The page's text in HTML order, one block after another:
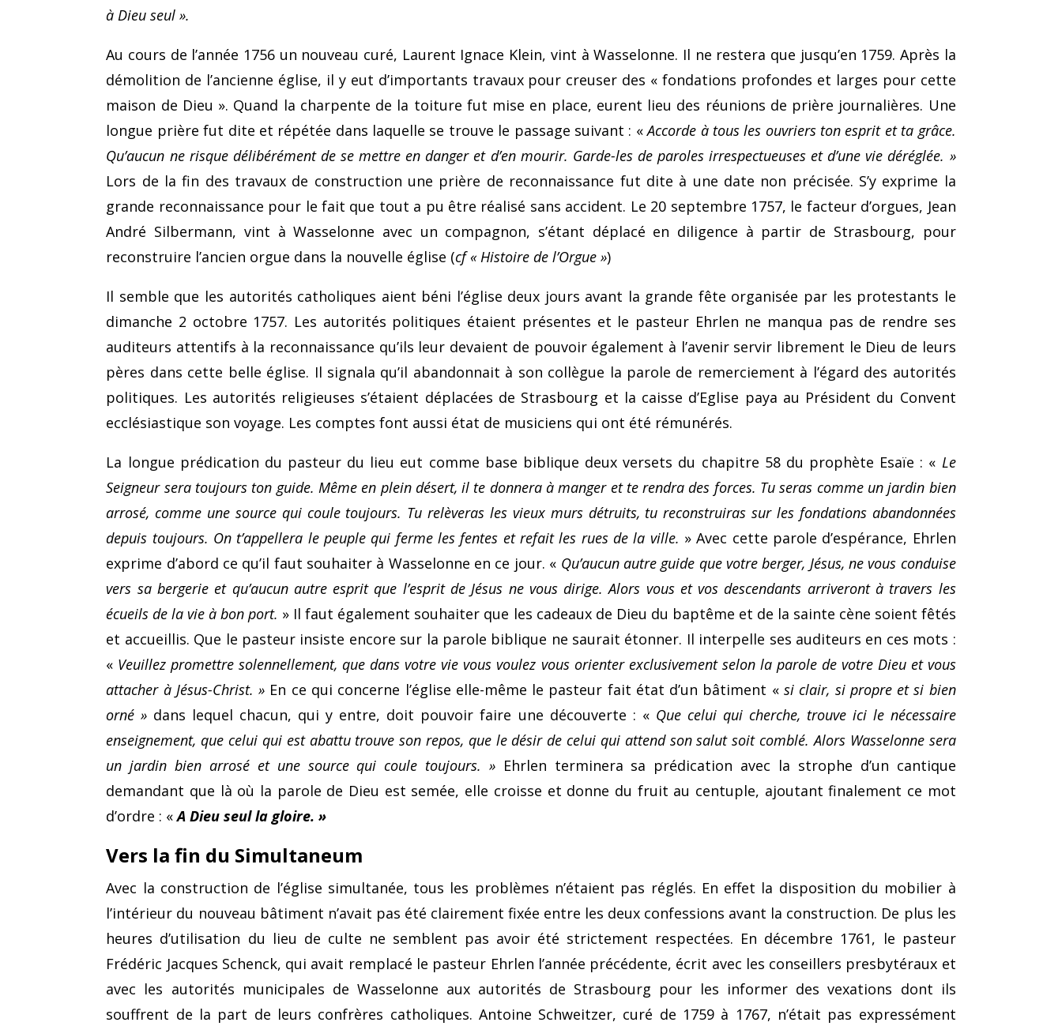
à Dieu seul ».
Au cours de l’année 1756 un nouveau curé, Laurent Ignace Klein, vint à Wasselonne. Il ne restera que jusqu’en 1759. Après la
démolition de l’ancienne église, il y eut d’importants travaux pour creuser des « fondations profondes et larges pour cette
maison de Dieu ». Quand la charpente de la toiture fut mise en place, eurent lieu des réunions de prière journalières. Une
longue prière fut dite et répétée dans laquelle se trouve le passage suivant : «Accorde à tous les ouvriers ton esprit et ta grâce.
Qu’aucun ne risque délibérément de se mettre en danger et d’en mourir. Garde-les de paroles irrespectueuses et d’une vie déréglée. »
Lors de la fin des travaux de construction une prière de reconnaissance fut dite à une date non pré­cisée. S’y exprime la
grande reconnaissance pour le fait que tout a pu être réalisé sans accident. Le 20 septembre 1757, le facteur d’orgues, Jean
André Silbermann, vint à Wasselonne avec un compagnon, s’étant déplacé en diligence à partir de Strasbourg, pour
reconstruire l’ancien orgue dans la nouvelle église (cf « Histoire de l’Orgue »)
Il semble que les autorités catholiques aient béni l’église deux jours avant la grande fête organisée par les protestants le
dimanche 2 octobre 1757. Les autorités politiques étaient présentes et le pasteur Ehrlen ne manqua pas de rendre ses
auditeurs attentifs à la reconnaissance qu’ils leur devaient de pouvoir également à l’avenir servir librement le Dieu de leurs
pères dans cette belle église. Il signala qu’il abandonnait à son collègue la parole de remercie­ment à l’égard des autorités
politiques. Les autorités religieuses s’étaient déplacées de Strasbourg et la caisse d’Eglise paya au Président du Convent
ecclé­siastique son voyage. Les comptes font aussi état de musiciens qui ont été rémunérés.
La longue prédication du pasteur du lieu eut comme base biblique deux versets du chapitre 58 du prophète Esaïe : « Le
Seigneur sera toujours ton guide. Même en plein désert, il te donnera à manger et te ren­dra des forces. Tu seras comme un jardin bien
arrosé, comme une source qui coule toujours. Tu relèveras les vieux murs détruits, tu reconstruiras sur les fondations abandonnées
depuis toujours. On t’appellera le peuple qui ferme les fentes et refait les rues de la ville. » Avec cette parole d’espérance, Ehrlen
exprime d’abord ce qu’il faut souhaiter à Wasselonne en ce jour. « Qu’aucun autre guide que votre berger, Jésus, ne vous conduise
vers sa bergerie et qu’aucun autre esprit que l’esprit de Jésus ne vous dirige. Alors vous et vos descendants arriveront à tra­vers les
écueils de la vie à bon port. » Il faut également souhaiter que les cadeaux de Dieu du baptême et de la sainte cène soient fêtés
et accueillis. Que le pasteur insiste encore sur la parole biblique ne saurait éton­ner. Il interpelle ses auditeurs en ces mots :
« Veuillez promettre solennellement, que dans votre vie vous voulez vous orienter exclusivement selon la parole de votre Dieu et vous
attacher à Jésus-Christ. » En ce qui concerne l’église elle-même le pasteur fait état d’un bâtiment « si clair, si propre et si bien
orné » dans lequel chacun, qui y entre, doit pouvoir faire une découverte : « Que celui qui cherche, trouve ici le nécessaire
enseignement, que celui qui est abattu trouve son repos, que le désir de celui qui attend son salut soit comblé. Alors Wasselonne sera
un jardin bien arrosé et une source qui coule toujours. »Ehrlen terminera sa prédication avec la strophe d’un cantique
demandant que là où la parole de Dieu est semée, elle croisse et donne du fruit au cen­tuple, ajoutant finalement ce mot
d’ordre : «A Dieu seul la gloire. »
Vers la fin du Simultaneum
Avec la construction de l’église simultanée, tous les problèmes n’étaient pas réglés. En effet la dispo­sition du mobilier à
l’intérieur du nouveau bâtiment n’avait pas été clairement fixée entre les deux confessions avant la construction. De plus les
heures d’utili­sation du lieu de culte ne semblent pas avoir été strictement respectées. En décembre 1761, le pasteur
Frédéric Jacques Schenck, qui avait remplacé le pasteur Ehrlen l’année précé­dente, écrit avec les conseillers presbytéraux et
avec les autorités municipales de Wasselonne aux autori­tés de Strasbourg pour les informer des vexations dont ils
souffrent de la part de leurs confrères catho­liques. Antoine Schweitzer, curé de 1759 à 1767, n’était pas expressément